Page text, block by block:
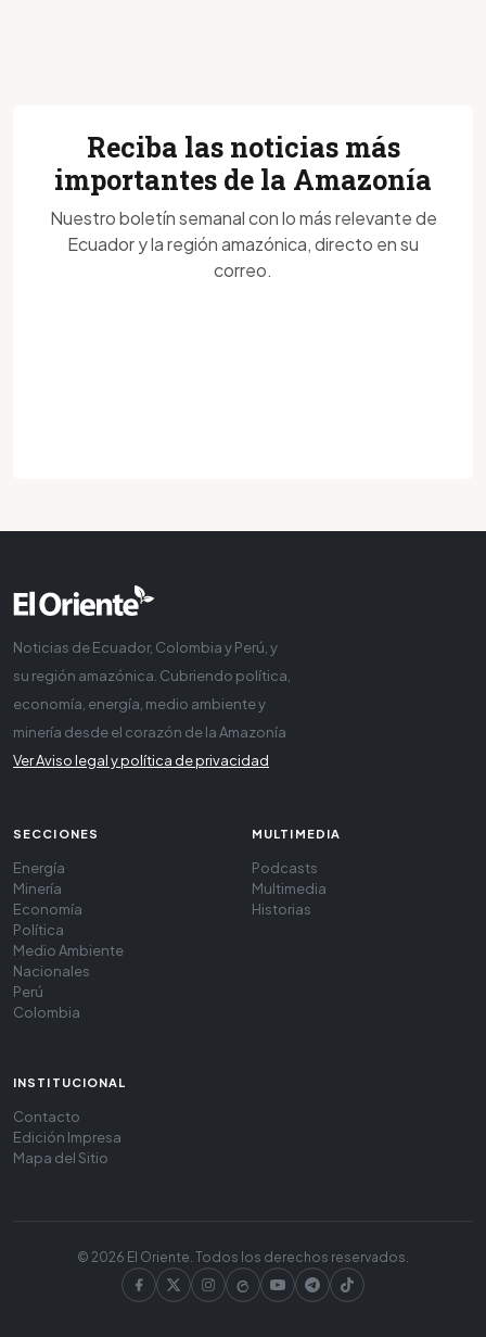
Reciba las noticias más
importantes de la Amazonía
Nuestro boletín semanal con lo más relevante de
Ecuador y la región amazónica, directo en su
correo.
Noticias de Ecuador, Colombia y Perú, y
su región amazónica. Cubriendo política,
economía, energía, medio ambiente y
minería desde el corazón de la Amazonía
Ver Aviso legal y política de privacidad
SECCIONES
Energía
Minería
Economía
Política
Medio Ambiente
Nacionales
Perú
Colombia
MULTIMEDIA
Podcasts
Multimedia
Historias
INSTITUCIONAL
Contacto
Edición Impresa
Mapa del Sitio
© 2026 El Oriente. Todos los derechos reservados.